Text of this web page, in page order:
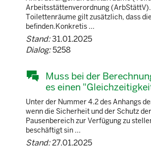
Arbeitsstättenverordnung
Toilettenräume gilt zusätzlich, dass
befinden.Konkretis ...
Stand:31.01.2025
Dialog:5258
Muss bei der
es einen
Unter der Nummer 4.2 des Anhangs
wenn die Sicherheit und der Schutz
Pausenbereich zur Verfügung zu
beschäftigt sin ...
Stand:27.01.2025